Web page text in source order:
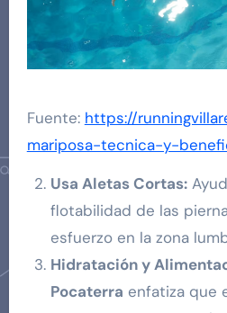
Fuente: https://
mariposa-tecnica-y-
Usa Aletas Cortas:
flotabilidad de las
esfuerzo en la zona
Hidratación y
Pocaterra enfatiza que